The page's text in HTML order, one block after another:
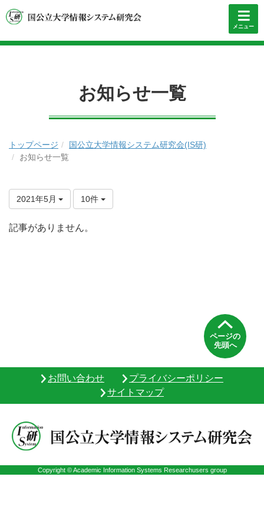
メニュー
お知らせ一覧
トップページ
国公立大学情報システム研究会(IS研)
お知らせ一覧
2021年5月 10件
記事がありません。
ページの
先頭へ
お問い合わせ
プライバシーポリシー
サイトマップ
Copyright © Academic Information Systems Researchusers group